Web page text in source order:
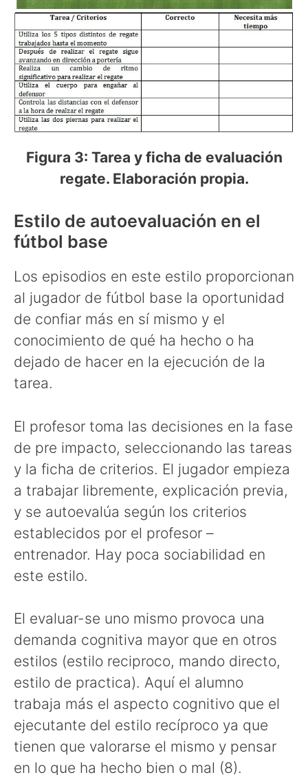
Figura 3: Tarea y ficha de evaluación
regate. Elaboración propia.
Estilo de autoevaluación en el
fútbol base
Los episodios en este estilo proporcionan
al jugador de fútbol base la oportunidad
de confiar más en sí mismo y el
conocimiento de qué ha hecho o ha
dejado de hacer en la ejecución de la
tarea.
El profesor toma las decisiones en la fase
de pre impacto, seleccionando las tareas
y la ficha de criterios. El jugador empieza
a trabajar libremente, explicación previa,
y se autoevalúa según los criterios
establecidos por el profesor –
entrenador. Hay poca sociabilidad en
este estilo.
El evaluar-se uno mismo provoca una
demanda cognitiva mayor que en otros
estilos (estilo reciproco, mando directo,
estilo de practica). Aquí el alumno
trabaja más el aspecto cognitivo que el
ejecutante del estilo recíproco ya que
tienen que valorarse el mismo y pensar
en lo que ha hecho bien o mal (8).